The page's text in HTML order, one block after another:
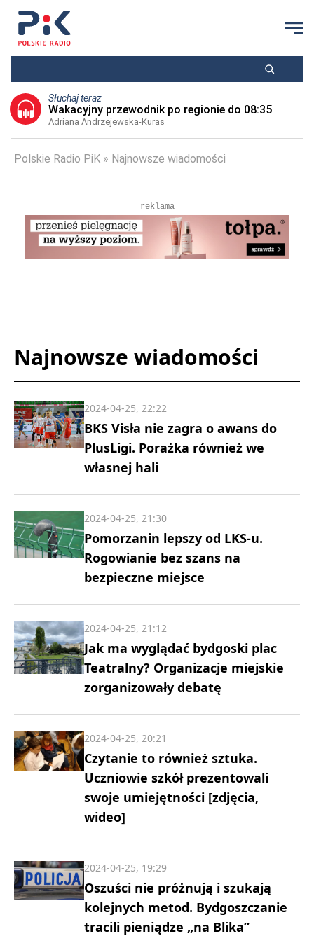
Słuchaj teraz
Wakacyjny przewodnik po regionie do 08:35
Adriana Andrzejewska-Kuras
Polskie Radio PiK Najnowsze wiadomości
reklama
Najnowsze wiadomości
BKS Visła nie zagra o awans do
PlusLigi. Porażka również we
własnej hali
2024-04-25, 22:22
Pomorzanin lepszy od LKS-u.
Rogowianie bez szans na
bezpieczne miejsce
2024-04-25, 21:30
Jak ma wyglądać bydgoski plac
Teatralny? Organizacje miejskie
zorganizowały debatę
2024-04-25, 21:12
Czytanie to również sztuka.
Uczniowie szkół prezentowali
swoje umiejętności [zdjęcia,
wideo]
2024-04-25, 20:21
Oszuści nie próżnują i szukają
kolejnych metod. Bydgoszczanie
tracili pieniądze „na Blika”
2024-04-25, 19:29